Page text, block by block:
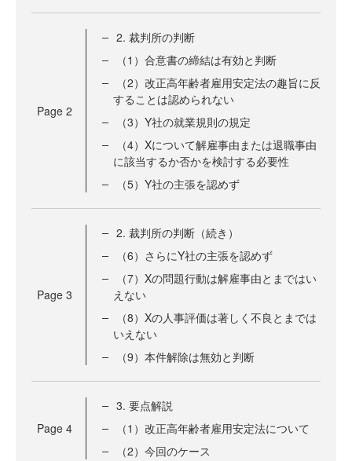
Page 2
2. 裁判所の判断
（1）合意書の締結は有効と判断
（2）改正高年齢者雇用安定法の趣旨に反
することは認められない
（3）Y社の就業規則の規定
（4）Xについて解雇事由または退職事由
に該当するか否かを検討する必要性
（5）Y社の主張を認めず
Page 3
2. 裁判所の判断（続き）
（6）さらにY社の主張を認めず
（7）Xの問題行動は解雇事由とまではい
えない
（8）Xの人事評価は著しく不良とまでは
いえない
（9）本件解除は無効と判断
Page 4
3. 要点解説
（1）改正高年齢者雇用安定法について
（2）今回のケース